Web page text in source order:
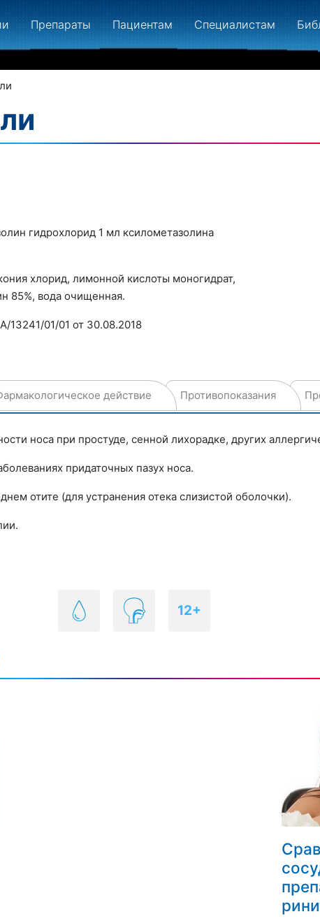
Препараты Пациентам Специалистам
гидрохлорид 1 мл ксилометазолина
хлорид, лимонной кислоты моногидрат,
85%, вода очищенная.
13241/01/01 от 30.08.2018
действие Противопоказания
носа при простуде, сенной лихорадке, других
придаточных пазух носа.
отите (для устранения отека слизистой оболочки).
12+